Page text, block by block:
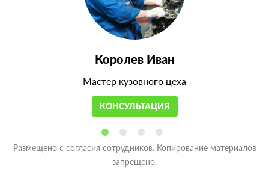
Королев Иван
Мастер кузовного цеха
КОНСУЛЬТАЦИЯ
Размещено с согласия сотрудников. Копирование материалов
запрещено.